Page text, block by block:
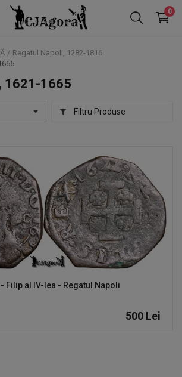
0
Regatul Napoli, 1282-1816
1621-1665
Filtru Produse
- Filip al IV-lea - Regatul Napoli
500 Lei